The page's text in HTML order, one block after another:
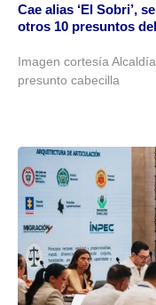
Cae alias ‘El Sobri’,
otros 10 presuntos
Imagen cortesía
presunto cabecilla